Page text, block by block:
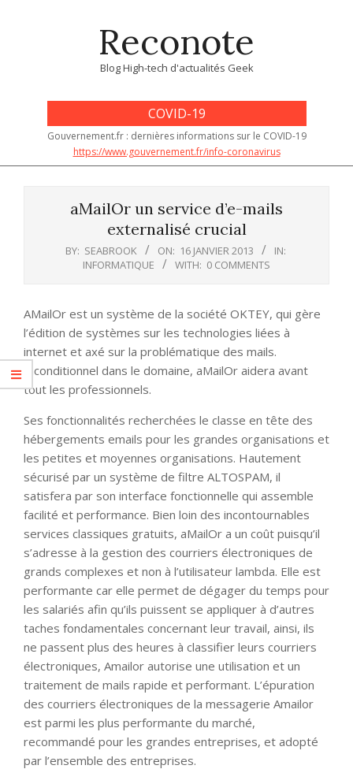
Reconote
Blog High-tech d'actualités Geek
COVID-19
Gouvernement.fr : dernières informations sur le COVID-19
https://www.gouvernement.fr/info-coronavirus
aMailOr un service d’e-mails
externalisé crucial
BY: SEABROOK ON: 16 JANVIER 2013
IN:
INFORMATIQUE
WITH: 0 COMMENTS
AMailOr est un système de la société OKTEY, qui gère
l’édition de systèmes sur les technologies liées à
internet et axé sur la problématique des mails.
Inconditionnel dans le domaine, aMailOr aidera avant
tout les professionnels.
Ses fonctionnalités recherchées le classe en tête des
hébergements emails pour les grandes organisations et
les petites et moyennes organisations. Hautement
sécurisé par un système de filtre ALTOSPAM, il
satisfera par son interface fonctionnelle qui assemble
facilité et performance. Bien loin des incontournables
services classiques gratuits, aMailOr a un coût puisqu’il
s’adresse à la gestion des courriers électroniques de
grands complexes et non à l’utilisateur lambda. Elle est
performante car elle permet de dégager du temps pour
les salariés afin qu’ils puissent se appliquer à d’autres
taches fondamentales concernant leur travail, ainsi, ils
ne passent plus des heures à classifier leurs courriers
électroniques, Amailor autorise une utilisation et un
traitement de mails rapide et performant. L’épuration
des courriers électroniques de la messagerie Amailor
est parmi les plus performante du marché,
recommandé pour les grandes entreprises, et adopté
par l’ensemble des entreprises.